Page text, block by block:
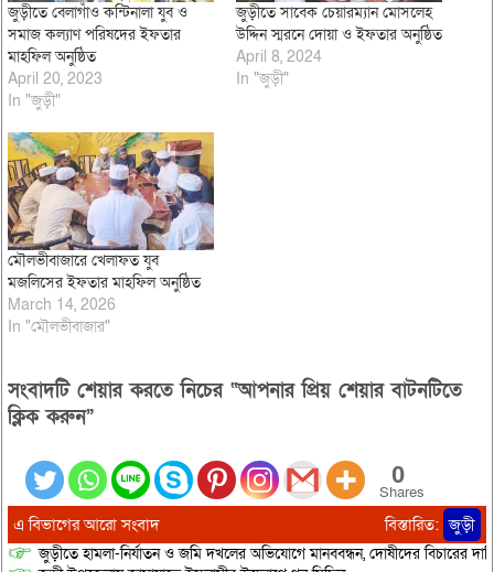
জুড়ীতে বেলাগাঁও কন্টিনালা যুব ও
সমাজ কল্যাণ পরিষদের ইফতার
মাহফিল অনুষ্ঠিত
April 20, 2023
In "জুড়ী"
জুড়ীতে সাবেক চেয়ারম্যান মোসলেহ
উদ্দিন স্মরনে দোয়া ও ইফতার অনুষ্ঠিত
April 8, 2024
In "জুড়ী"
মৌলভীবাজারে খেলাফত যুব
মজলিসের ইফতার মাহফিল অনুষ্ঠিত
March 14, 2026
In "মৌলভীবাজার"
সংবাদটি শেয়ার করতে নিচের “আপনার প্রিয় শেয়ার বাটনটিতে
ক্লিক করুন”
0
Shares
এ বিভাগের আরো সংবাদ বিস্তারিত: জুড়ী
জুড়ীতে হামলা-নির্যাতন ও জমি দখলের অভিযোগে মানববন্ধন, দোষীদের বিচারের দাবি